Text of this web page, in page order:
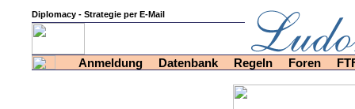
Diplomacy - Strategie per E-Mail
Anmeldung Datenbank Regeln Foren